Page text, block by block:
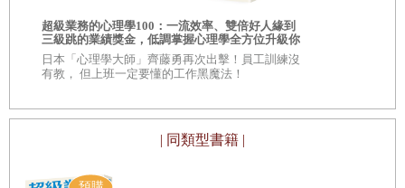
要獲得Wisdom必須付出代價──沒有付出或機會，無法
得到智慧
猶太人能率先察覺數十年一次、席捲全世界的不景氣或
經濟危機，在尚未受到危機波及時，他們會毫不猶豫地立刻
錢」的金律。
超級業務的心理學100：一流效率、雙倍好人緣到
三級跳的業績獎金，低調掌握心理學全方位升級你
的競爭力
日本「心理學大師」齊藤勇再次出擊！員工訓練沒
有教， 但上班一定要懂的工作黑魔法！
| 同類型書籍 |